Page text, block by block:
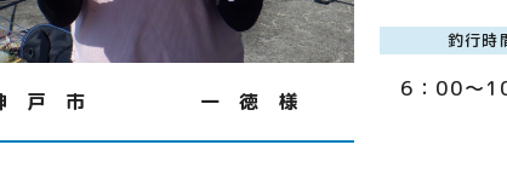
戸 市 一 徳 様
釣行時
6：00～